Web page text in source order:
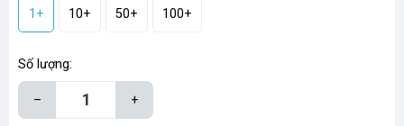
1+ 10+ 50+ 100+
Số lượng:
– +